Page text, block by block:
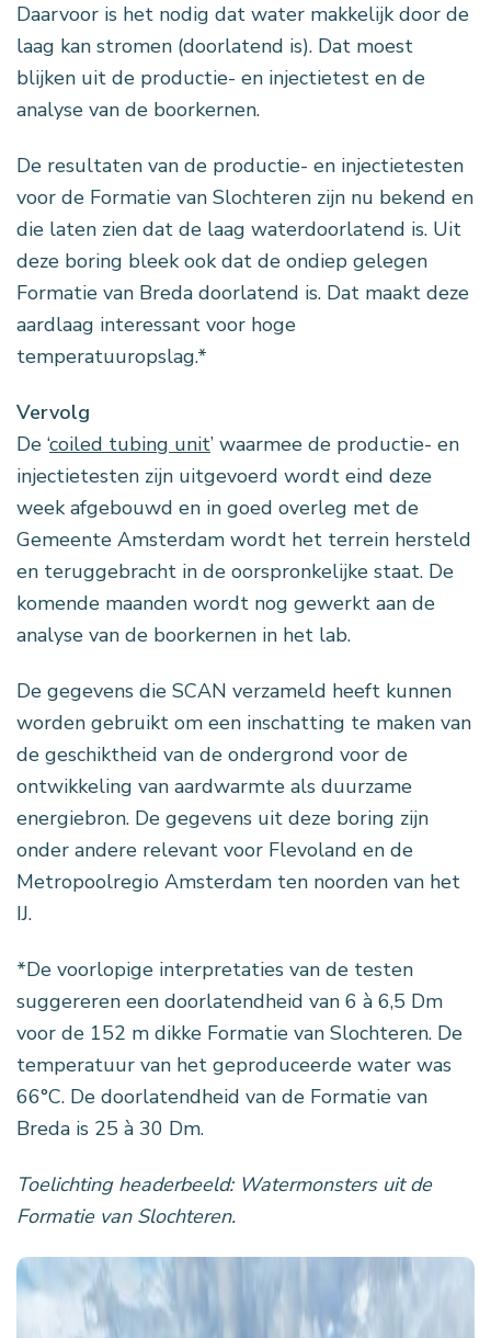
Daarvoor is het nodig dat water makkelijk door de
laag kan stromen (doorlatend is). Dat moest
blijken uit de productie- en injectietest en de
analyse van de boorkernen.
De resultaten van de productie- en injectietesten
voor de Formatie van Slochteren zijn nu bekend en
die laten zien dat de laag waterdoorlatend is. Uit
deze boring bleek ook dat de ondiep gelegen
Formatie van Breda doorlatend is. Dat maakt deze
aardlaag interessant voor hoge
temperatuuropslag.*
Vervolg
De ‘coiled tubing unit’ waarmee de productie- en
injectietesten zijn uitgevoerd wordt eind deze
week afgebouwd en in goed overleg met de
Gemeente Amsterdam wordt het terrein hersteld
en teruggebracht in de oorspronkelijke staat. De
komende maanden wordt nog gewerkt aan de
analyse van de boorkernen in het lab.
De gegevens die SCAN verzameld heeft kunnen
worden gebruikt om een inschatting te maken van
de geschiktheid van de ondergrond voor de
ontwikkeling van aardwarmte als duurzame
energiebron. De gegevens uit deze boring zijn
onder andere relevant voor Flevoland en de
Metropoolregio Amsterdam ten noorden van het
IJ.
*De voorlopige interpretaties van de testen
suggereren een doorlatendheid van 6 à 6,5 Dm
voor de 152 m dikke Formatie van Slochteren. De
temperatuur van het geproduceerde water was
66°C. De doorlatendheid van de Formatie van
Breda is 25 à 30 Dm.
Toelichting headerbeeld: Watermonsters uit de
Formatie van Slochteren.